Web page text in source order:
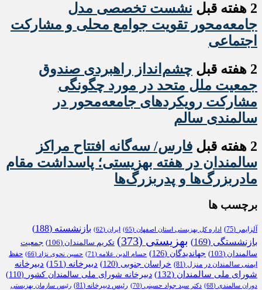
2 هفته قبل
نشست تخصصی مدل
جامعه‌محور تقویت جوامع محلی و مشارکت
اجتماعی
2 هفته قبل
چشم‌انداز راهبردی صندوق
جمعیت ملل متحد در مورد چگونگی
مشارکت رویکردهای جامعه‌محور در
سالمندی سالم
2 هفته قبل
فارس/ سه‌گانه افتتاح مراکز
سالمندان در هفته بهزیستی؛ پاسداشت مقام
مادربزرگ‌ها و پدربزرگ‌ها
برچسب ها
آلزایمر (75) اداره کل بهزیستی استان اصفهان (65) ایران (62) بازنشسته (188)
بازنشستگی (169) بهزیستی (373) تکریم سالمندان (106)
جمعیت
سالمندان (103) جهاندیدگان (126) حسام الدین علامه (71) حسین نحوی نژاد (66)
حفظ
ایمنی سالمندان در منزل (81) خراسان جنوبی (120) دبیرخانه (151)
دبیرخانه
شورای ملی سالمندان (132) دبیرخانه شورای ملی سالمندان کشور (110)
دوران سالمندی (68) دکتر سید جواد حسینی (70) رئیس دبیرخانه (81)
رئیس سازمان بهزیستی